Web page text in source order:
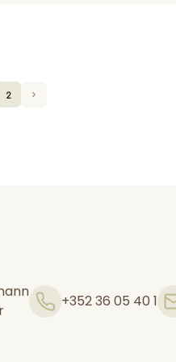
2 Next Page
+352 36 05 40 1